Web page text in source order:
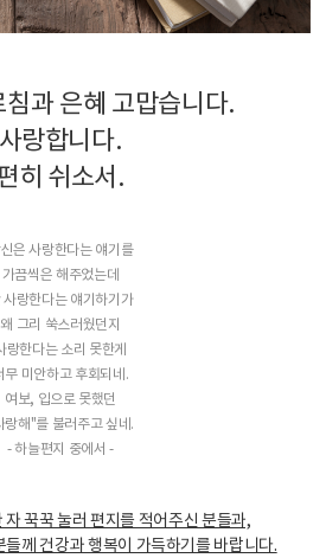
과 은혜 고맙습니다.
사랑합니다.
히 쉬소서.
은 사랑한다는 얘기를
가끔씩은 해주었는데
사랑한다는 얘기하기가
왜 그리 쑥스러웠던지
랑한다는 소리 못한게
무 미안하고 후회되네.
여보, 입으로 못했던
랑해"를 불러주고 싶네.
- 하늘편지 중에서 -
자 꾹꾹 눌러 편지를 적어주신 분들과,
들께 건강과 행복이 가득하기를 바랍니다.